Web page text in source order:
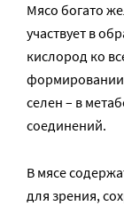
Мясо богато
участвует в
кислород ко
формировании
селен – в
соединений.
В мясе
для зрения,